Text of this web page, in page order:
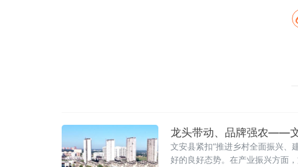
龙头带动、品牌强农——
文安县紧扣“推进乡村全面振兴、
好的良好态势。在产业振兴方面